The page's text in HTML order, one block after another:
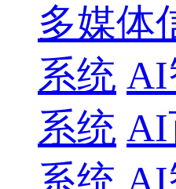
多媒体
系统 AI
系统 AI